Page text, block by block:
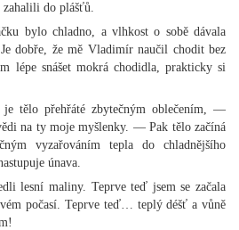
zahalili do plášťů.
bylo chladno, a vlhkost o sobě dávala
dobře, že mě Vladimír naučil chodit bez
lépe snášet mokrá chodidla, prakticky si
tělo přehřáté zbytečným oblečením, —
na ty moje myšlenky. — Pak tělo začíná
vyzařováním tepla do chladnějšího
únava.
lesní maliny. Teprve teď jsem se začala
počasí. Teprve teď… teplý déšť a vůně